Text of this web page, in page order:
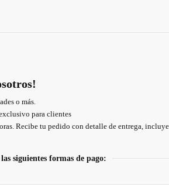
o más.
para clientes
Recibe tu pedido con detalle de entrega,
siguientes formas de pago: